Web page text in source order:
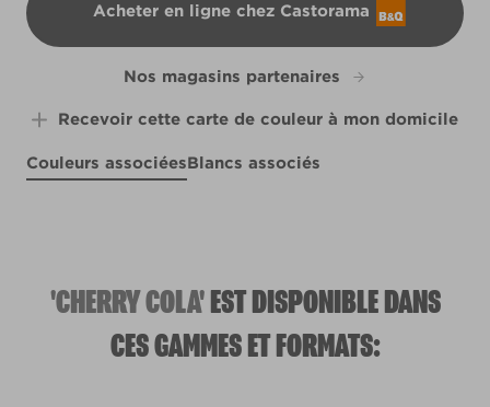
Acheter en ligne chez Castorama
B&Q
Nos magasins partenaires
Recevoir cette carte de couleur à mon domicile
Couleurs associéesBlancs associés
'CHERRY COLA'EST DISPONIBLE DANS
CES GAMMES ET FORMATS: